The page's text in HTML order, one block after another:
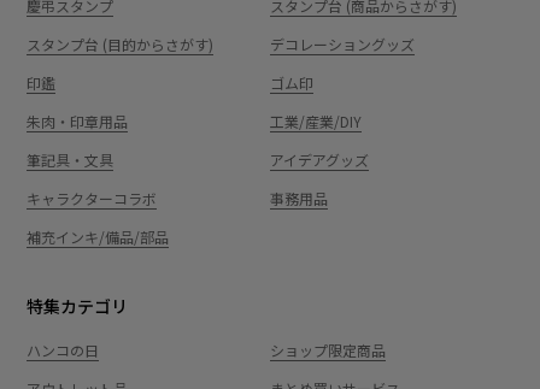
慶弔スタンプ
スタンプ台 (商品からさがす)
スタンプ台 (目的からさがす)
デコレーショングッズ
印鑑
ゴム印
朱肉・印章用品
工業/産業/DIY
筆記具・文具
アイデアグッズ
キャラクターコラボ
事務用品
補充インキ/備品/部品
特集カテゴリ
ハンコの日
ショップ限定商品